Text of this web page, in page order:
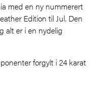
med en ny nummerert
Edition til Jul. Den
alt er i en nydelig
forgylt i 24 karat